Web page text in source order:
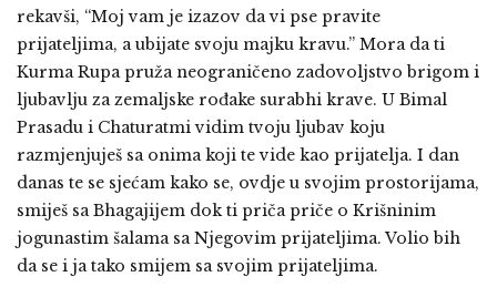
rekavši, “Moj vam je izazov da vi pse pravite
prijateljima, a ubijate svoju majku kravu.” Mora da ti
Kurma Rupa pruža neograničeno zadovoljstvo brigom i
ljubavlju za zemaljske rođake surabhi krave. U Bimal
Prasadu i Chaturatmi vidim tvoju ljubav koju
razmjenjuješ sa onima koji te vide kao prijatelja. I dan
danas te se sjećam kako se, ovdje u svojim prostorijama,
smiješ sa Bhagajijem dok ti priča priče o Krišninim
jogunastim šalama sa Njegovim prijateljima. Volio bih
da se i ja tako smijem sa svojim prijateljima.